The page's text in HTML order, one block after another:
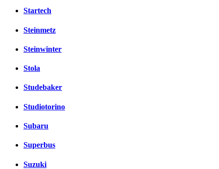
Startech
Steinmetz
Steinwinter
Stola
Studebaker
Studiotorino
Subaru
Superbus
Suzuki